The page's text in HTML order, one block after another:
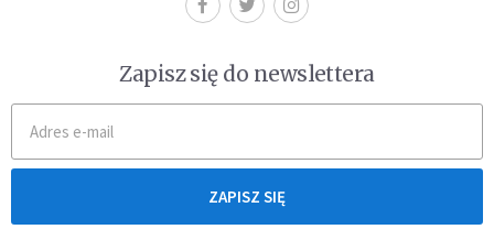
Zapisz się do newslettera
ZAPISZ SIĘ